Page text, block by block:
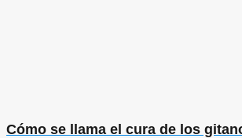
Cómo se llama el cura de los